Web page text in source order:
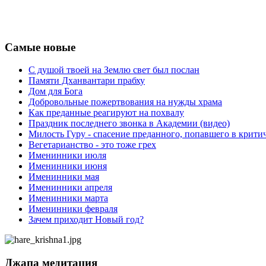
Самые новые
С душой твоей на Землю свет был послан
Памяти Дханвантари прабху
Дом для Бога
Добровольные пожертвования на нужды храма
Как преданные реагируют на похвалу
Праздник последнего звонка в Академии (видео)
Милость Гуру - спасение преданного, попавшего в
Вегетарианство - это тоже грех
Именинники июля
Именинники июня
Именинники мая
Именинники апреля
Именинники марта
Именинники февраля
Зачем приходит Новый год?
Джапа медитация